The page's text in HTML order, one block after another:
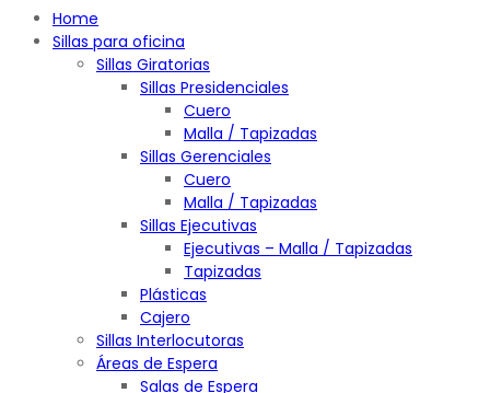
Home
Sillas para oficina
Sillas Giratorias
Sillas Presidenciales
Cuero
Malla / Tapizadas
Sillas Gerenciales
Cuero
Malla / Tapizadas
Sillas Ejecutivas
Ejecutivas – Malla / Tapizadas
Tapizadas
Plásticas
Cajero
Sillas Interlocutoras
Áreas de Espera
Salas de Espera